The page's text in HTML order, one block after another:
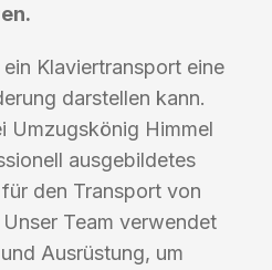
Klaviertransport eine
darstellen kann.
Umzugskönig Himmel
ausgebildetes
den Transport von
Team verwendet
Ausrüstung, um